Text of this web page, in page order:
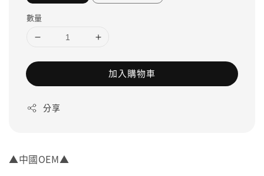
數量
加入購物車
分享
▲中國OEM▲